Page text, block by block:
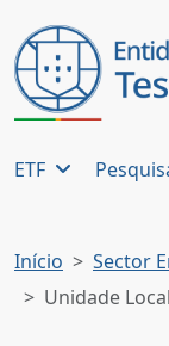
ETF
Início
Sector
Unidade